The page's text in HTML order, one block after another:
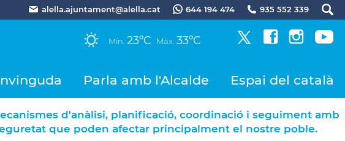
alella.ajuntament@alella.cat 644 194 474 935 552 339
Mín. 23ºC Màx. 33ºC
Parla amb l'Alcalde Espai del català
d'anàlisi, planificació, coordinació i seguiment amb
que poden afectar principalment el nostre poble.